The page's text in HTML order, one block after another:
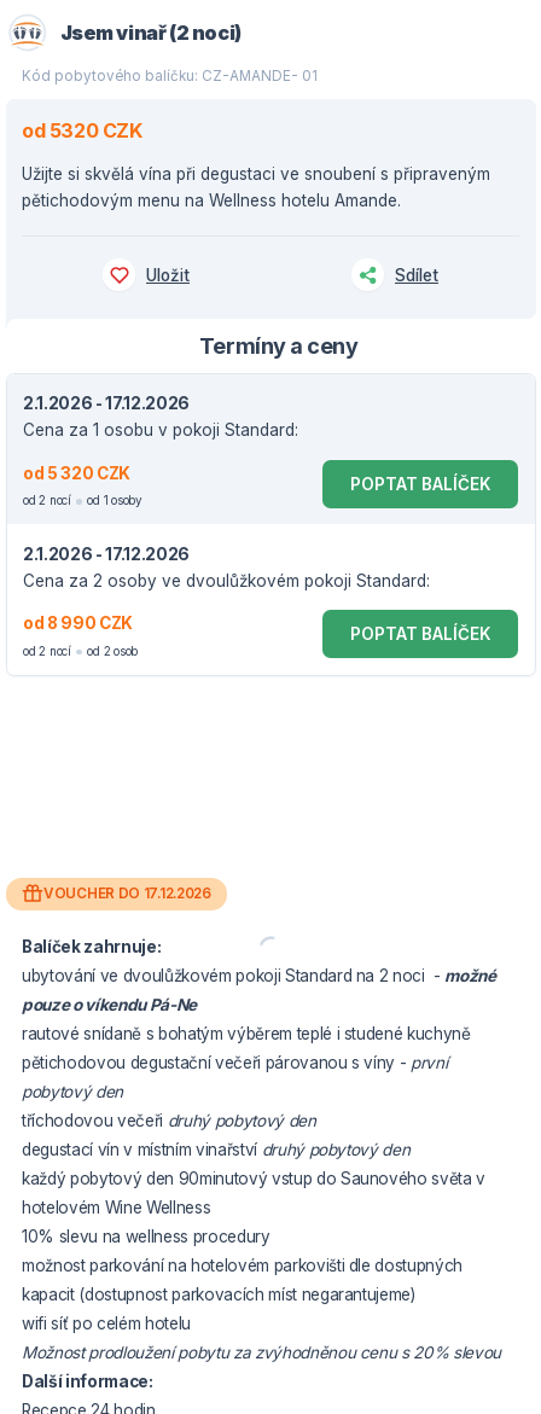
Jsem vinař (2 noci)
Kód pobytového balíčku: CZ-AMANDE- 01
od 5320 CZK
Užijte si skvělá vína při degustaci ve snoubení s připraveným
pětichodovým menu na Wellness hotelu Amande.
Uložit Sdílet
Termíny a ceny
2.1.2026 - 17.12.2026
Cena za 1 osobu v pokoji Standard:
od 5 320 CZK
od 2 nocí od 1 osoby
POPTAT BALÍČEK
2.1.2026 - 17.12.2026
Cena za 2 osoby ve dvoulůžkovém pokoji Standard:
od 8 990 CZK
od 2 nocí od 2 osob
POPTAT BALÍČEK
VOUCHER DO 17.12.2026
Balíček zahrnuje:
ubytování ve dvoulůžkovém pokoji Standard na 2 noci - možné
pouze o víkendu Pá-Ne
rautové snídaně s bohatým výběrem teplé i studené kuchyně
pětichodovou degustační večeři párovanou s víny - první
pobytový den
tříchodovou večeři druhý pobytový den
degustací vín v místním vinařství druhý pobytový den
každý pobytový den 90minutový vstup do Saunového světa v
hotelovém Wine Wellness
10% slevu na wellness procedury
možnost parkování na hotelovém parkovišti dle dostupných
kapacit (dostupnost parkovacích míst negarantujeme)
wifi síť po celém hotelu
Možnost prodloužení pobytu za zvýhodněnou cenu s 20% slevou
Další informace: